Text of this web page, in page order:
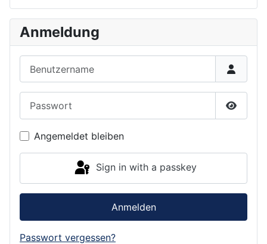
Anmeldung
Show
Angemeldet bleiben
Sign in with a passkey
Anmelden
Passwort vergessen?